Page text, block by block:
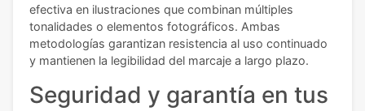
efectiva en ilustraciones que combinan múltiples
tonalidades o elementos fotográficos. Ambas
metodologías garantizan resistencia al uso continuado
y mantienen la legibilidad del marcaje a largo plazo.
Seguridad y garantía en tus